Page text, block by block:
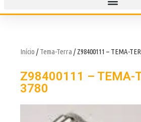
Início /Tema-Terra / Z98400111 – TEMA-
Z98400111 – TEMA-
3780